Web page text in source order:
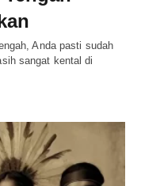
Anda pasti sudah
sangat kental di